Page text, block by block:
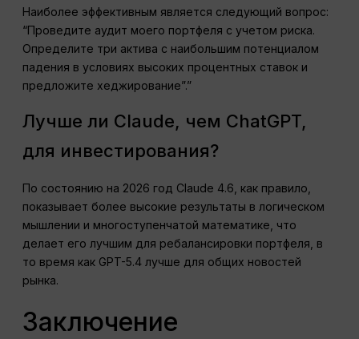
Наиболее эффективным является следующий вопрос:
“Проведите аудит моего портфеля с учетом риска.
Определите три актива с наибольшим потенциалом
падения в условиях высоких процентных ставок и
предложите хеджирование”.”
Лучше ли Claude, чем ChatGPT,
для инвестирования?
По состоянию на 2026 год Claude 4.6, как правило,
показывает более высокие результаты в логическом
мышлении и многоступенчатой математике, что
делает его лучшим для ребалансировки портфеля, в
то время как GPT-5.4 лучше для общих новостей
рынка.
Заключение